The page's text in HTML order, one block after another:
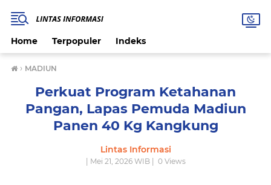
Home Terpopuler Indeks
› MADIUN
Perkuat Program Ketahanan
Pangan, Lapas Pemuda Madiun
Panen 40 Kg Kangkung
Lintas Informasi
| Mei 21, 2026 WIB | 0Views